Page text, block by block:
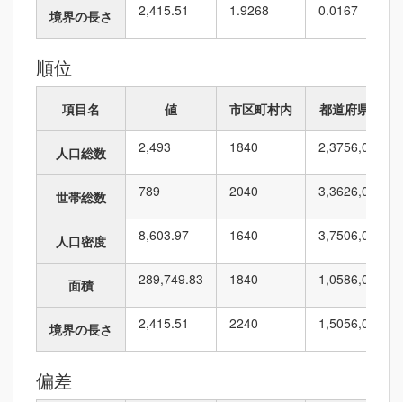
境界の長さ 2,415.51 1.9268 0.0167
順位
項目名 値 市区町村内 都道府県内
人口総数 2,493 1840 2,3756,010
世帯総数 789 2040 3,3626,010
人口密度 8,603.97 1640 3,7506,010
面積 289,749.83 1840 1,0586,010
境界の長さ 2,415.51 2240 1,5056,010
偏差